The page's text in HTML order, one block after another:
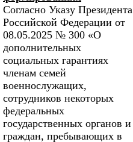
Согласно Указу Президента
Российской Федерации от
08.05.2025 № 300 «О
дополнительных
социальных гарантиях
членам семей
военнослужащих,
сотрудников некоторых
федеральных
государственных органов и
граждан, пребывающих в